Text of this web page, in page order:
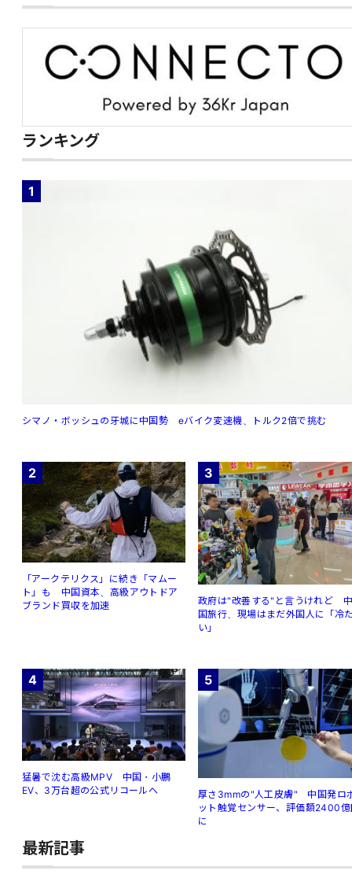
ランキング
1
シマノ・ボッシュの牙城に中国勢 eバイク変速機、トルク2倍で挑む
2
「アークテリクス」に続き「マムー
ト」も 中国資本、高級アウトドア
ブランド買収を加速
3
政府は"改善する"と言うけれど
国旅行、現場はまだ外国人に「冷
い」
4
猛暑で沈む高級MPV 中国・小鵬
EV、3万台超の公式リコールへ
5
厚さ3mmの"人工皮膚" 中国発ロ
ット触覚センサー、評価額2400
に
最新記事